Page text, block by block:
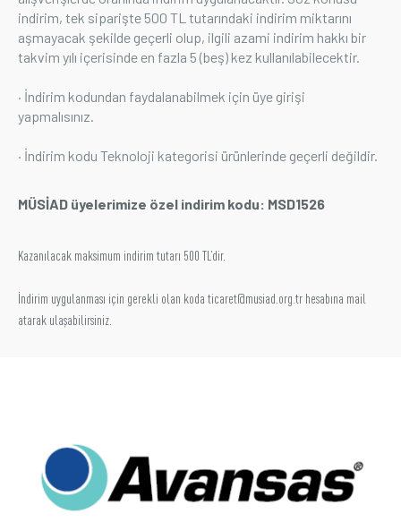
Üyelik
indirim, tek siparişte 500 TL tutarındaki indirim miktarını
aşmayacak şekilde geçerli olup, ilgili azami indirim hakkı bir
takvim yılı içerisinde en fazla 5 (beş) kez kullanılabilecektir.
· İndirim kodundan faydalanabilmek için üye girişi
yapmalısınız.
· İndirim kodu Teknoloji kategorisi ürünlerinde geçerli değildir.
MÜSİAD üyelerimize özel indirim kodu: MSD1526
Kazanılacak maksimum indirim tutarı 500 TL’dir.
İndirim uygulanması için gerekli olan koda ticaret@musiad.org.tr hesabına mail
atarak ulaşabilirsiniz.